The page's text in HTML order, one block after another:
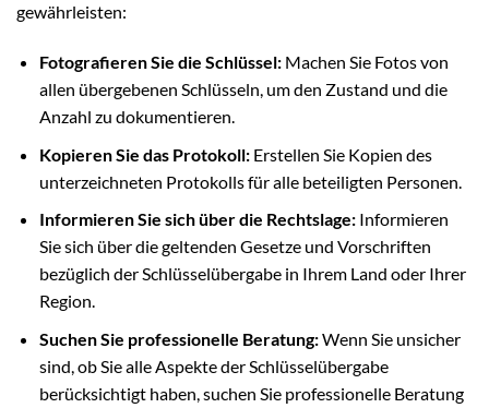
gewährleisten:
Fotografieren Sie die Schlüssel:Machen Sie Fotos von
allen übergebenen Schlüsseln, um den Zustand und die
Anzahl zu dokumentieren.
Kopieren Sie das Protokoll:Erstellen Sie Kopien des
unterzeichneten Protokolls für alle beteiligten Personen.
Informieren Sie sich über die Rechtslage:Informieren
Sie sich über die geltenden Gesetze und Vorschriften
bezüglich der Schlüsselübergabe in Ihrem Land oder Ihrer
Region.
Suchen Sie professionelle Beratung:Wenn Sie unsicher
sind, ob Sie alle Aspekte der Schlüsselübergabe
berücksichtigt haben, suchen Sie professionelle Beratung